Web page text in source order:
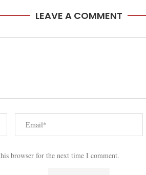
LEAVE A COMMENT
browser for the next time I comment.